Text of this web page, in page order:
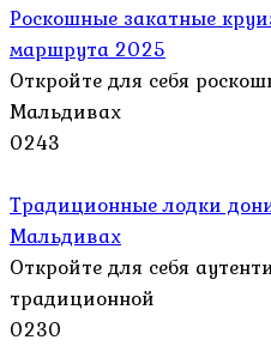
Роскошные закатные
маршрута 2025
Откройте для себя
Мальдивах
0243
Традиционные лодки
Мальдивах
Откройте для себя
традиционной
0230